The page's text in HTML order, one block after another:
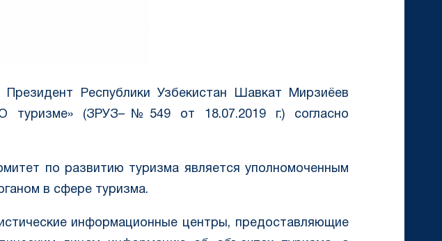
Республики Узбекистан Шавкат Мирзиёев
туризме» (ЗРУЗ–№549 от 18.07.2019 г.) согласно
по развитию туризма является уполномоченным
в сфере туризма.
информационные центры, предоставляющие